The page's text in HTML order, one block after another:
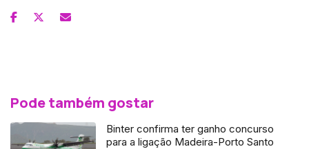
Pode também gostar
Binter confirma ter ganho concurso
para a ligação Madeira-Porto Santo